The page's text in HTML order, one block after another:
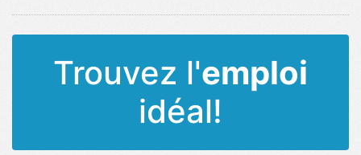
Trouvez l'emploi
idéal!